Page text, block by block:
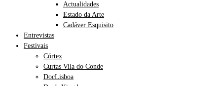
Actualidades
Estado da Arte
Cadáver Esquisito
Entrevistas
Festivais
Córtex
Curtas Vila do Conde
DocLisboa